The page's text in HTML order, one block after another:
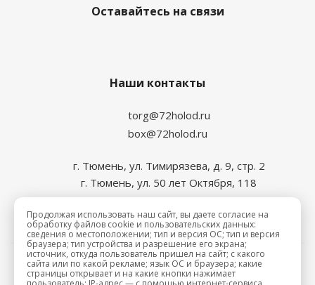
Оставайтесь на связи
Наши контакты
torg@72holod.ru
box@72holod.ru
г. Тюмень, ул. Тимирязева, д. 9, стр. 2
г. Тюмень, ул. 50 лет Октября, 118
2026 © Промхолод-торг
Продолжая использовать наш сайт, вы даете согласие на
обработку файлов cookie и пользовательских данных:
сведения о местоположении; тип и версия ОС; тип и версия
браузера; тип устройства и разрешение его экрана;
источник, откуда пользователь пришел на сайт; с какого
сайта или по какой рекламе; язык ОС и браузера; какие
страницы открывает и на какие кнопки нажимает